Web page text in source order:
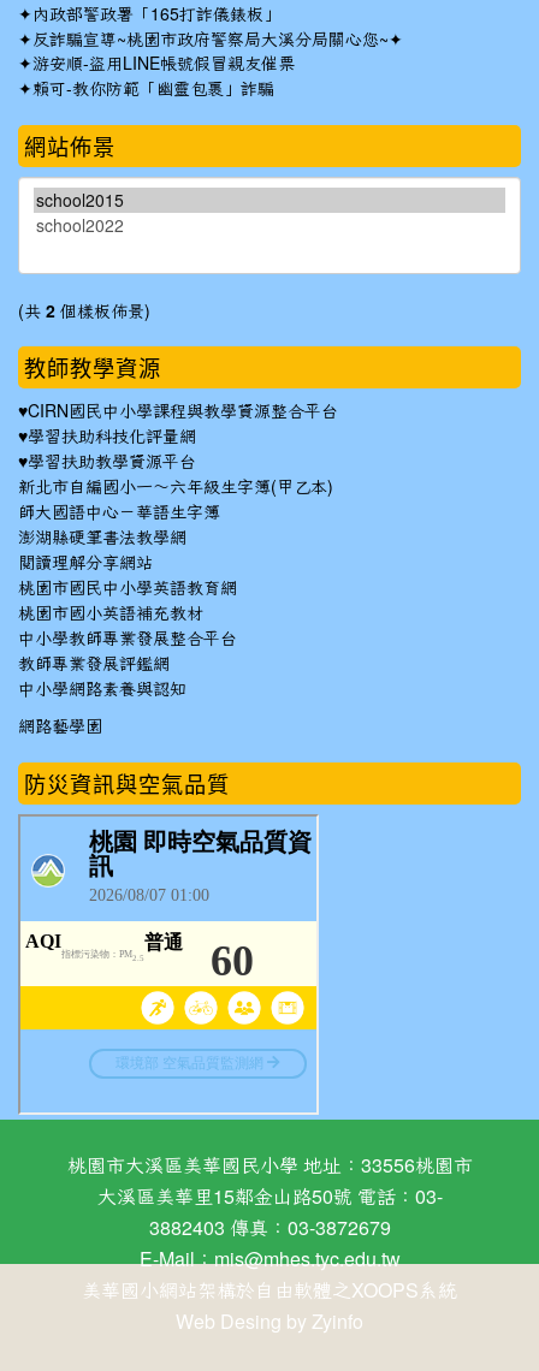
✦ 內政部警政署「165打詐儀錶板」
✦反詐騙宣導~桃園市政府警察局大溪分局關心您~✦
✦游安順-盜用LINE帳號假冒親友催票
✦賴可-教你防範「幽靈包裹」詐騙
網站佈景
(共 2 個樣板佈景)
教師教學資源
♥CIRN國民中小學課程與教學資源整合平台
♥學習扶助科技化評量網
♥學習扶助教學資源平台
新北市自編國小一～六年級生字簿(甲乙本)
師大國語中心－華語生字簿
澎湖縣硬筆書法教學網
閱讀理解分享網站
桃園市國民中小學英語教育網
桃園市國小英語補充教材
中小學教師專業發展整合平台
教師專業發展評鑑網
中小學網路素養與認知
網路藝學園
防災資訊與空氣品質
桃園市大溪區美華國民小學 地址：33556桃園市
大溪區美華里15鄰金山路50號 電話：03-
3882403 傳真：03-3872679
E-Mail：mis@mhes.tyc.edu.tw
美華國小網站架構於自由軟體之XOOPS系統
Web Desing by Zyinfo